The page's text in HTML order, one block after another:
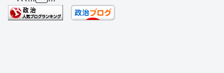
e
b
a
d
sk
y